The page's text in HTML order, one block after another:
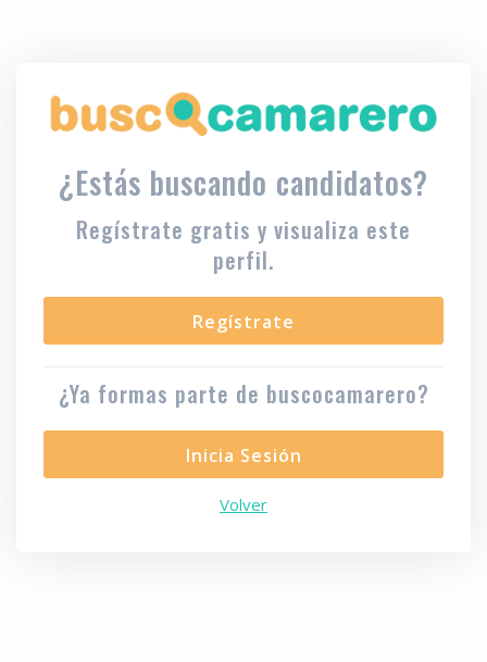
¿Estás buscando candidatos?
Regístrate gratis y visualiza este
perfil.
Regístrate
¿Ya formas parte de buscocamarero?
Inicia Sesión
Volver